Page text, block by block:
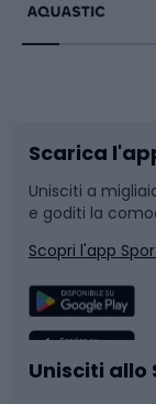
Bikepacking
Bushcraft
Corsa
Sport di
Caschi da
Sport con le
Slitte e
Snowboard
Camminata
Nuoto
Scarica
Unisciti a
e goditi la
Scopri l'app
Unisciti allo